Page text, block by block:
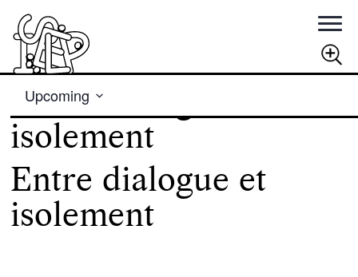
RECHERCHER
Entre dialogue et
isolement
Entre dialogue et
isolement
Views
Navigation
Upcoming
Select
date.